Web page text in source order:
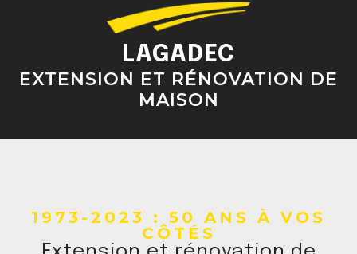
LAGADEC
EXTENSION ET RÉNOVATION DE
MAISON
1973-2023 : 50 ANS À VOS
CÔTÉS